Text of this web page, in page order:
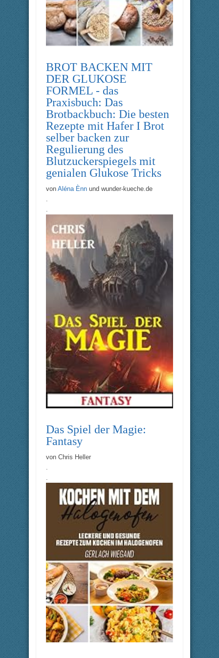
BROT BACKEN MIT
DER GLUKOSE
FORMEL - das
Praxisbuch: Das
Brotbackbuch: Die besten
Rezepte mit Hafer I Brot
selber backen zur
Regulierung des
Blutzuckerspiegels mit
genialen Glukose Tricks
von Aléna Ènn und wunder-kueche.de
.
.
Das Spiel der Magie:
Fantasy
von Chris Heller
.
.